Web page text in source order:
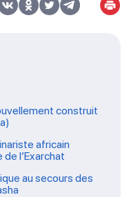
construit
africain
l’Exarchat
au secours des